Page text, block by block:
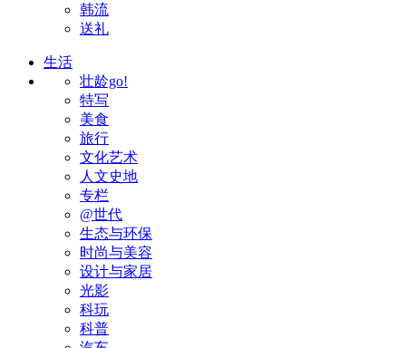
韩流
送礼
生活
壮龄go!
特写
美食
旅行
文化艺术
人文史地
专栏
@世代
生态与环保
时尚与美容
设计与家居
光影
科玩
科普